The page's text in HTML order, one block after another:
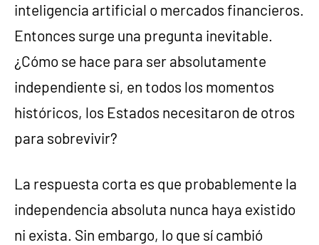
inteligencia artificial o mercados financieros.
Entonces surge una pregunta inevitable.
¿Cómo se hace para ser absolutamente
independiente si, en todos los momentos
históricos, los Estados necesitaron de otros
para sobrevivir?
La respuesta corta es que probablemente la
independencia absoluta nunca haya existido
ni exista. Sin embargo, lo que sí cambió